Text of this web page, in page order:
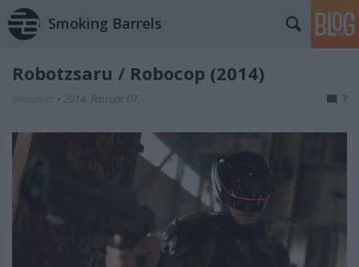
Smoking Barrels
Robotzsaru / Robocop (2014)
• 2014. február 07. 7